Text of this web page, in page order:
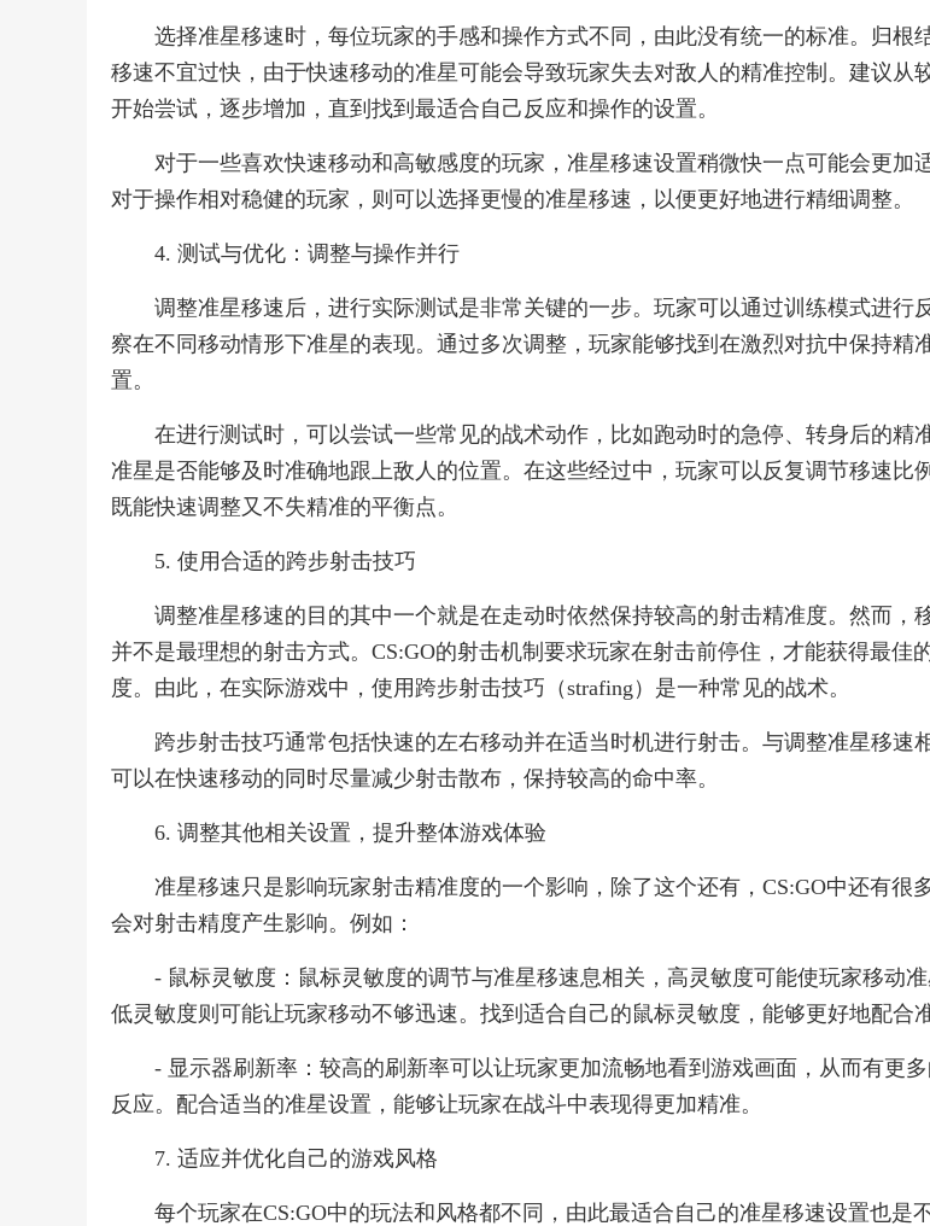
选择准星移速时，每位玩家的手感和操作方式不同，由此没有统一的标准。归根
移速不宜过快，由于快速移动的准星可能会导致玩家失去对敌人的精准控制。建议从
开始尝试，逐步增加，直到找到最适合自己反应和操作的设置。
对于一些喜欢快速移动和高敏感度的玩家，准星移速设置稍微快一点可能会更加
对于操作相对稳健的玩家，则可以选择更慢的准星移速，以便更好地进行精细调整。
4. 测试与优化：调整与操作并行
调整准星移速后，进行实际测试是非常关键的一步。玩家可以通过训练模式进行
察在不同移动情形下准星的表现。通过多次调整，玩家能够找到在激烈对抗中保持精
置。
在进行测试时，可以尝试一些常见的战术动作，比如跑动时的急停、转身后的精
准星是否能够及时准确地跟上敌人的位置。在这些经过中，玩家可以反复调节移速比
既能快速调整又不失精准的平衡点。
5. 使用合适的跨步射击技巧
调整准星移速的目的其中一个就是在走动时依然保持较高的射击精准度。然而，
并不是最理想的射击方式。CS:GO的射击机制要求玩家在射击前停住，才能获得最佳
度。由此，在实际游戏中，使用跨步射击技巧（strafing）是一种常见的战术。
跨步射击技巧通常包括快速的左右移动并在适当时机进行射击。与调整准星移速
可以在快速移动的同时尽量减少射击散布，保持较高的命中率。
6. 调整其他相关设置，提升整体游戏体验
准星移速只是影响玩家射击精准度的一个影响，除了这个还有，CS:GO中还有很
会对射击精度产生影响。例如：
- 鼠标灵敏度：鼠标灵敏度的调节与准星移速息相关，高灵敏度可能使玩家移动
低灵敏度则可能让玩家移动不够迅速。找到适合自己的鼠标灵敏度，能够更好地配合
- 显示器刷新率：较高的刷新率可以让玩家更加流畅地看到游戏画面，从而有更
反应。配合适当的准星设置，能够让玩家在战斗中表现得更加精准。
7. 适应并优化自己的游戏风格
每个玩家在CS:GO中的玩法和风格都不同，由此最适合自己的准星移速设置也是